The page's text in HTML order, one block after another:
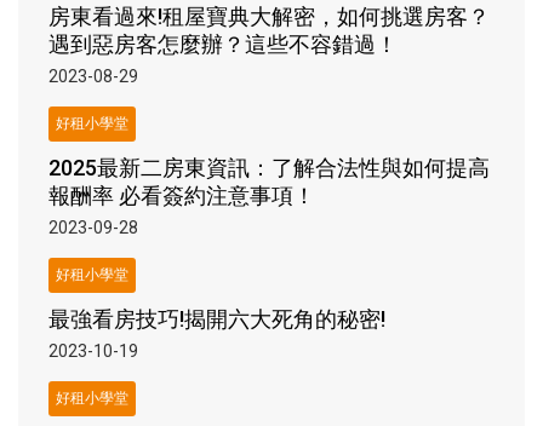
房東看過來!租屋寶典大解密，如何挑選房客？
遇到惡房客怎麼辦？這些不容錯過！
2023-08-29
好租小學堂
2025最新二房東資訊：了解合法性與如何提高
報酬率 必看簽約注意事項！
2023-09-28
好租小學堂
最強看房技巧!揭開六大死角的秘密!
2023-10-19
好租小學堂